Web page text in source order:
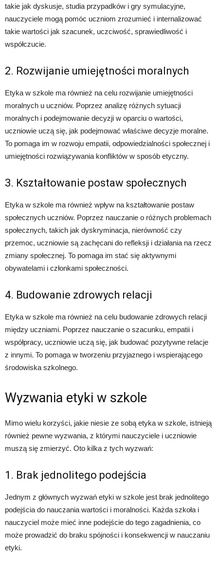
takie jak dyskusje, studia przypadków i gry symulacyjne,
nauczyciele mogą pomóc uczniom zrozumieć i internalizować
takie wartości jak szacunek, uczciwość, sprawiedliwość i
współczucie.
2. Rozwijanie umiejętności moralnych
Etyka w szkole ma również na celu rozwijanie umiejętności
moralnych u uczniów. Poprzez analizę różnych sytuacji
moralnych i podejmowanie decyzji w oparciu o wartości,
uczniowie uczą się, jak podejmować właściwe decyzje moralne.
To pomaga im w rozwoju empatii, odpowiedzialności społecznej i
umiejętności rozwiązywania konfliktów w sposób etyczny.
3. Kształtowanie postaw społecznych
Etyka w szkole ma również wpływ na kształtowanie postaw
społecznych uczniów. Poprzez nauczanie o różnych problemach
społecznych, takich jak dyskryminacja, nierówność czy
przemoc, uczniowie są zachęcani do refleksji i działania na rzecz
zmiany społecznej. To pomaga im stać się aktywnymi
obywatelami i członkami społeczności.
4. Budowanie zdrowych relacji
Etyka w szkole ma również na celu budowanie zdrowych relacji
między uczniami. Poprzez nauczanie o szacunku, empatii i
współpracy, uczniowie uczą się, jak budować pozytywne relacje
z innymi. To pomaga w tworzeniu przyjaznego i wspierającego
środowiska szkolnego.
Wyzwania etyki w szkole
Mimo wielu korzyści, jakie niesie ze sobą etyka w szkole, istnieją
również pewne wyzwania, z którymi nauczyciele i uczniowie
muszą się zmierzyć. Oto kilka z tych wyzwań:
1. Brak jednolitego podejścia
Jednym z głównych wyzwań etyki w szkole jest brak jednolitego
podejścia do nauczania wartości i moralności. Każda szkoła i
nauczyciel może mieć inne podejście do tego zagadnienia, co
może prowadzić do braku spójności i konsekwencji w nauczaniu
etyki.